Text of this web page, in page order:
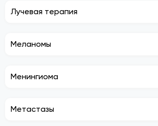
Лучевая терапия
Меланомы
Менингиома
Метастазы